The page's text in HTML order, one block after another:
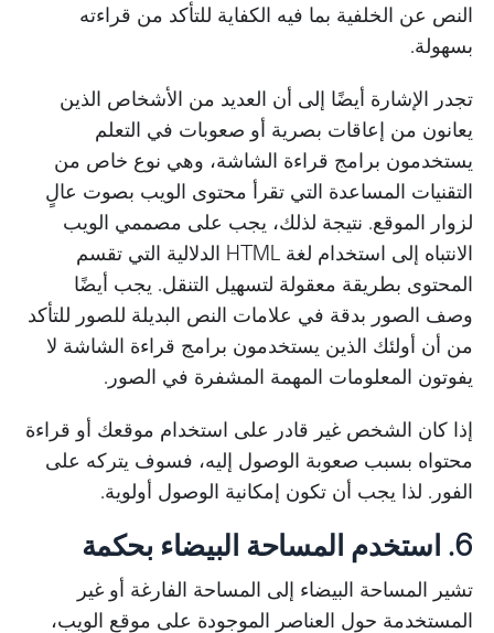
النص عن الخلفية بما فيه الكفاية للتأكد من قراءته
بسهولة.
تجدر الإشارة أيضًا إلى أن العديد من الأشخاص الذين
يعانون من إعاقات بصرية أو صعوبات في التعلم
يستخدمون برامج قراءة الشاشة، وهي نوع خاص من
التقنيات المساعدة التي تقرأ محتوى الويب بصوت عالٍ
لزوار الموقع. نتيجة لذلك، يجب على مصممي الويب
الانتباه إلى استخدام لغة HTML الدلالية التي تقسم
المحتوى بطريقة معقولة لتسهيل التنقل. يجب أيضًا
وصف الصور بدقة في علامات النص البديلة للصور للتأكد
من أن أولئك الذين يستخدمون برامج قراءة الشاشة لا
يفوتون المعلومات المهمة المشفرة في الصور.
إذا كان الشخص غير قادر على استخدام موقعك أو قراءة
محتواه بسبب صعوبة الوصول إليه، فسوف يتركه على
الفور. لذا يجب أن تكون إمكانية الوصول أولوية.
6. استخدم المساحة البيضاء بحكمة
تشير المساحة البيضاء إلى المساحة الفارغة أو غير
المستخدمة حول العناصر الموجودة على موقع الويب،